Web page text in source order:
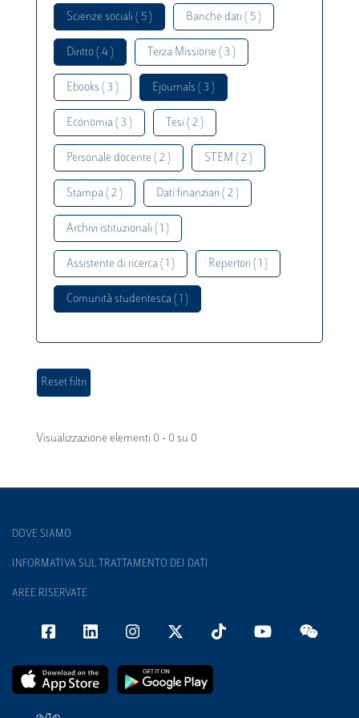
Scienze sociali ( 5 ) Banche dati ( 5 )
Diritto ( 4 ) Terza Missione ( 3 )
Ebooks ( 3 ) Ejournals ( 3 )
Economia ( 3 ) Tesi ( 2 )
Personale docente ( 2 ) STEM ( 2 )
Stampa ( 2 ) Dati finanziari ( 2 )
Archivi istituzionali ( 1 )
Assistente di ricerca ( 1 ) Repertori ( 1 )
Comunità studentesca ( 1 )
Visualizzazione elementi 0 - 0 su 0
DOVE SIAMO
INFORMATIVA SUL TRATTAMENTO DEI DATI
AREE RISERVATE